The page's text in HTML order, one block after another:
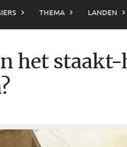
THEMA LANDEN
het